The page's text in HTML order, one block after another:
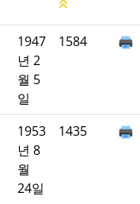
1947
년 2
월 5
일
1584
1953
년 8
월
24일
1435